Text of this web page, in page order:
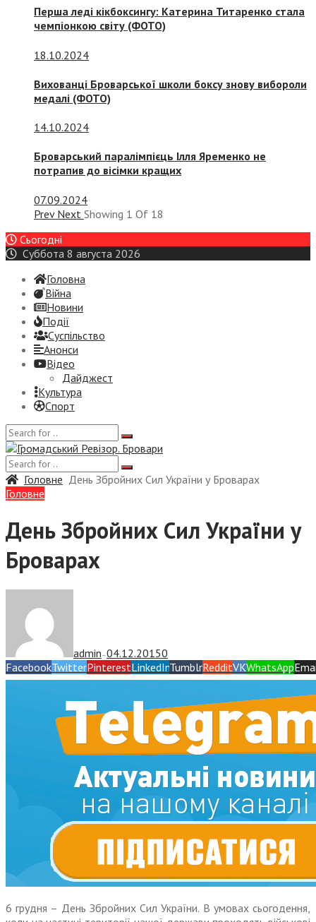
Перша леді кікбоксингу: Катерина Титаренко стала
чемпіонкою світу (ФОТО)
18.10.2024
Вихованці Броварської школи боксу знову вибороли
медалі (ФОТО)
14.10.2024
Броварський паралімпієць Ілля Яременко не
потрапив до вісімки кращих
07.09.2024
Prev Next Showing 1 Of 18
Сьогодні
Суббота 8 августа 2026
Головна
Війна
Новини
Події
Суспiльство
Анонси
Відео
Дайджест
Культура
Спорт
Головне День Збройних Сил України у Броварах
Головне
День Збройних Сил України у
Броварах
admin —04.12.20150
FacebookTwitterPinterestLinkedInTumblrRedditVKWhatsApp
6 грудня – День Збройних Сил України. В умовах сьогодення,